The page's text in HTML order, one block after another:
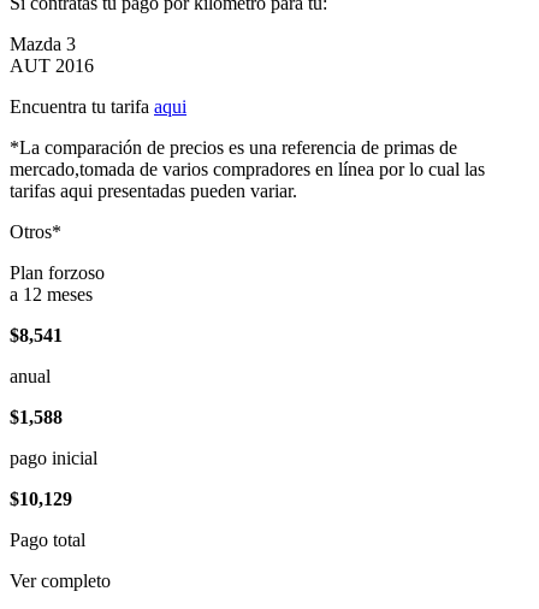
Mazda 3
AUT 2016
Encuentra tu tarifa aqui
*La comparación de precios es una referencia de primas de
mercado,tomada de varios compradores en línea por lo cual las
tarifas aqui presentadas pueden variar.
Otros*
Plan forzoso
a 12 meses
$8,541
anual
$1,588
pago inicial
$10,129
Pago total
Ver completo